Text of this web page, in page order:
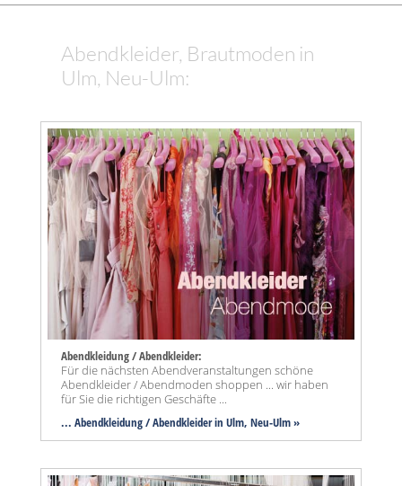
Abendkleider, Brautmoden in
Ulm, Neu-Ulm:
Abendkleidung / Abendkleider:
Für die nächsten Abendveranstaltungen schöne
Abendkleider / Abendmoden shoppen ... wir haben
für Sie die richtigen Geschäfte ...
... Abendkleidung / Abendkleider in Ulm, Neu-Ulm »